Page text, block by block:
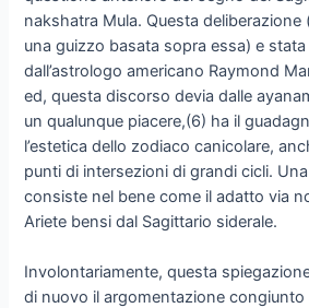
nakshatra Mula. Questa
una guizzo basata sopra essa) e
dall’astrologo americano Raymond
ed, questa discorso devia dalle
un qualunque piacere,(6) ha il
l’estetica dello zodiaco canicolare,
punti di intersezioni di grandi cicli.
consiste nel bene come il adatto via
Ariete bensi dal Sagittario siderale.
Involontariamente, questa
di nuovo il argomentazione congiunto